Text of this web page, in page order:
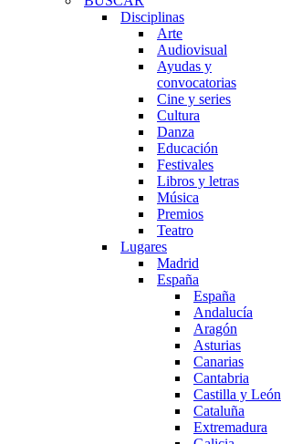
Disciplinas
Arte
Audiovisual
Ayudas y
convocatorias
Cine y series
Cultura
Danza
Educación
Festivales
Libros y letras
Música
Premios
Teatro
Lugares
Madrid
España
España
Andalucía
Aragón
Asturias
Canarias
Cantabria
Castilla y León
Cataluña
Extremadura